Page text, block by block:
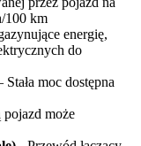
100 km
energię,
do
moc dostępna
może